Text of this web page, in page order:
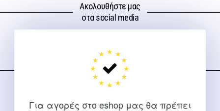
Για αγορές στο eshop μας θα πρέπει
16,92 €.
Ακολουθήστε μας
στα social media